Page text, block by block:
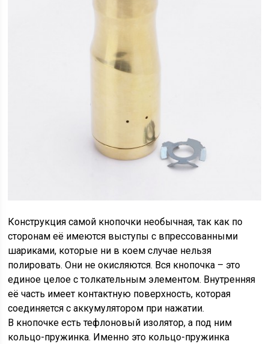
Конструкция самой кнопочки необычная, так как по
сторонам её имеются выступы с впрессованными
шариками, которые ни в коем случае нельзя
полировать. Они не окисляются. Вся кнопочка – это
единое целое с толкательным элементом. Внутренняя
её часть имеет контактную поверхность, которая
соединяется с аккумулятором при нажатии.
В кнопочке есть тефлоновый изолятор, а под ним
кольцо-пружинка. Именно это кольцо-пружинка